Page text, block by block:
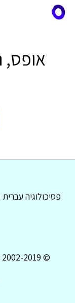
אופס,
פסיכולוגיה עברית
© 2002-2019 כל הזכויות שמורות לפסיכולוגיה עברית